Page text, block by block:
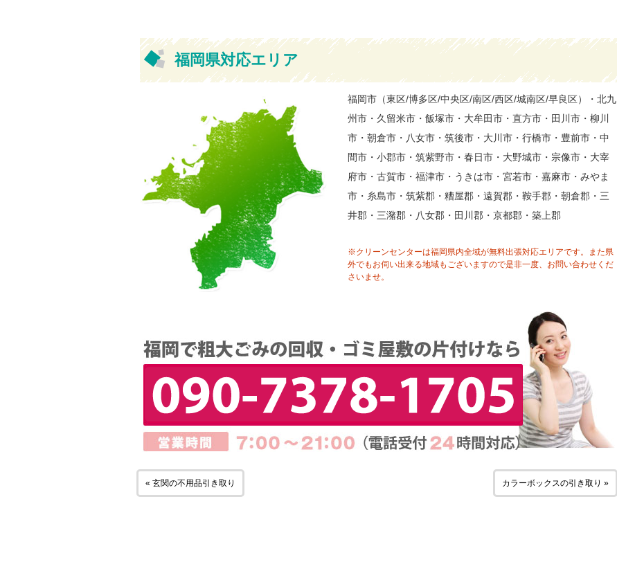
福岡県対応エリア
福岡市（東区/博多区/中央区/南区/西区/城南区/早良区）・北九
州市・久留米市・飯塚市・大牟田市・直方市・田川市・柳川
市・朝倉市・八女市・筑後市・大川市・行橋市・豊前市・中
間市・小郡市・筑紫野市・春日市・大野城市・宗像市・大宰
府市・古賀市・福津市・うきは市・宮若市・嘉麻市・みやま
市・糸島市・筑紫郡・糟屋郡・遠賀郡・鞍手郡・朝倉郡・三
井郡・三潴郡・八女郡・田川郡・京都郡・築上郡
※クリーンセンターは福岡県内全域が無料出張対応エリアです。また県
外でもお伺い出来る地域もございますので是非一度、お問い合わせくだ
さいませ。
« 玄関の不用品引き取り カラーボックスの引き取り »